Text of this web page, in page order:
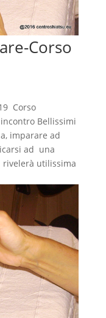
Corso
Corso
Bellissimi
imparare ad
ad una
rivelerà utilissima